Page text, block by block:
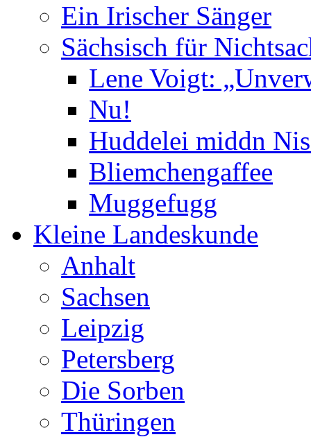
Ein Irischer Sänger
Sächsisch für
Lene Voigt:
Nu!
Huddelei middn
Bliemchengaffee
Muggefugg
Kleine Landeskunde
Anhalt
Sachsen
Leipzig
Petersberg
Die Sorben
Thüringen